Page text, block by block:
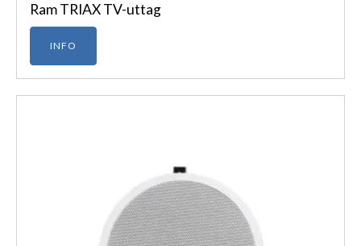
Ram TRIAX TV-uttag
INFO